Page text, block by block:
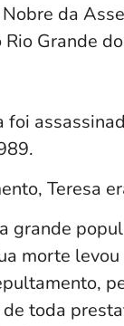
da
Grande
foi
Teresa
grande
morte
toda